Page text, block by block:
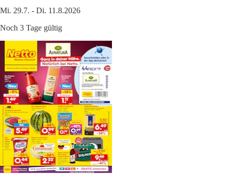
Mi. 29.7. - Di. 11.8.2026
Noch 3 Tage gültig